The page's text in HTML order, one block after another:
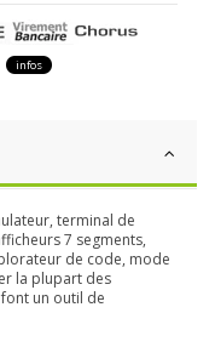
infos
terminal de
7 segments,
de code, mode
la plupart des
un outil de